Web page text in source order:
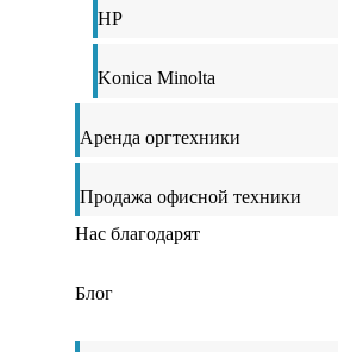
HP
Konica Minolta
Аренда оргтехники
Продажа офисной техники
Нас благодарят
Блог